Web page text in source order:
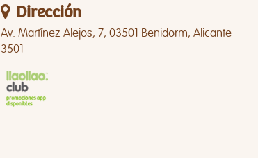
Dirección
Av. Martínez Alejos, 7, 03501 Benidorm, Alicante
3501